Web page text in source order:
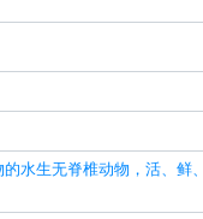
水生无脊椎动物，活、鲜